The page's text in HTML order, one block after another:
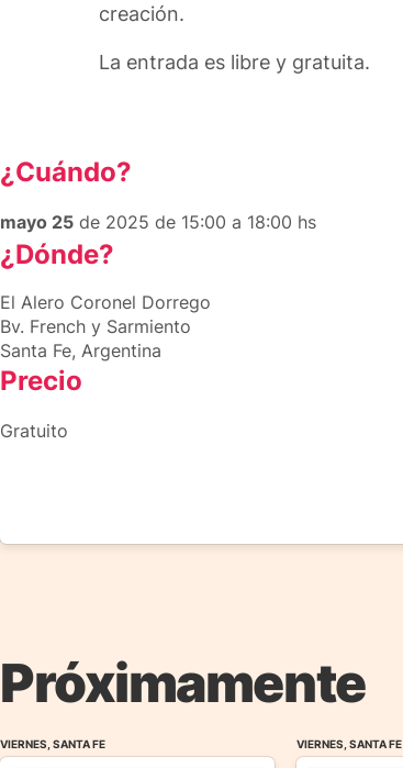
creación.
La entrada es libre y gratuita.
¿Cuándo?
mayo 25 de 2025 de 15:00 a 18:00 hs
¿Dónde?
El Alero Coronel Dorrego
Bv. French y Sarmiento
Santa Fe, Argentina
Precio
Gratuito
Próximamente
VIERNES, SANTA FE VIERNES, SANTA FE